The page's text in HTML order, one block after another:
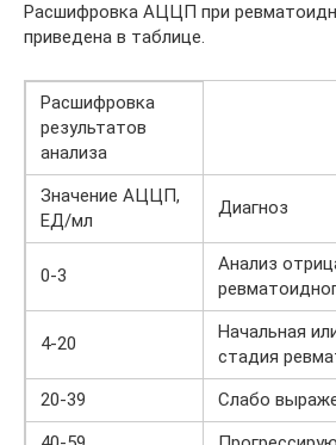
Расшифровка АЦЦП при
приведена в таблице.
Расшифровка
результатов
анализа
Значение АЦЦП,
ЕД/мл
Диагноз
0-3
Анализ
4-20
Начальная
стадия
20-39
Слабо